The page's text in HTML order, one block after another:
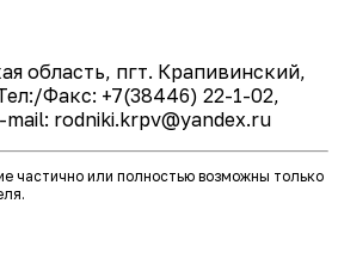
область, пгт. Крапивинский,
Факс: +7(38446) 22-1-02,
mail: rodniki.krpv@yandex.ru
частично или полностью возможны только